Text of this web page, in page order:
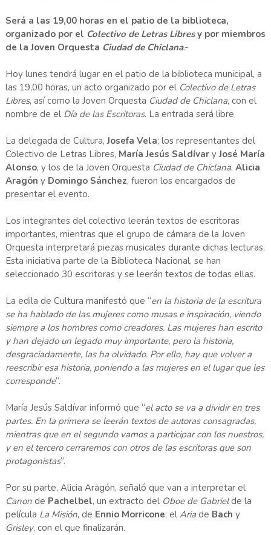
Será a las 19,00 horas en el patio de la biblioteca,
organizado por el Colectivo de Letras Libresy por miembros
de la Joven Orquesta Ciudad de Chiclana.-
Hoy lunes tendrá lugar en el patio de la biblioteca municipal, a
las 19,00 horas, un acto organizado por el Colectivo de Letras
Libres, así como la Joven Orquesta Ciudad de Chiclana, con el
nombre de el Día de las Escritoras. La entrada será libre.
La delegada de Cultura,Josefa Vela; los representantes del
Colectivo de Letras Libres, María Jesús Saldívar yJosé María
Alonso, y los de la Joven Orquesta Ciudad de Chiclana, Alicia
Aragón y Domingo Sánchez, fueron los encargados de
presentar el evento.
Los integrantes del colectivo leerán textos de escritoras
importantes, mientras que el grupo de cámara de la Joven
Orquesta interpretará piezas musicales durante dichas lecturas.
Esta iniciativa parte de la Biblioteca Nacional, se han
seleccionado 30 escritoras y se leerán textos de todas ellas.
La edila de Cultura manifestó que “en la historia de la escritura
se ha hablado de las mujeres como musas e inspiración, viendo
siempre a los hombres como creadores. Las mujeres han escrito
y han dejado un legado muy importante, pero la historia,
desgraciadamente, las ha olvidado. Por ello, hay que volver a
reescribir esa historia, poniendo a las mujeres en el lugar que les
corresponde”.
María Jesús Saldívar informó que “el acto se va a dividir en tres
partes. En la primera se leerán textos de autoras consagradas,
mientras que en el segundo vamos a participar con los nuestros,
y en el tercero cerraremos con otros de las escritoras que son
protagonistas”.
Por su parte, Alicia Aragón, señaló que van a interpretar el
Canon de Pachelbel, un extracto del Oboe de Gabrielde la
película La Misión, de Ennio Morricone; el Aria de Bach y
Grisley, con el que finalizarán.